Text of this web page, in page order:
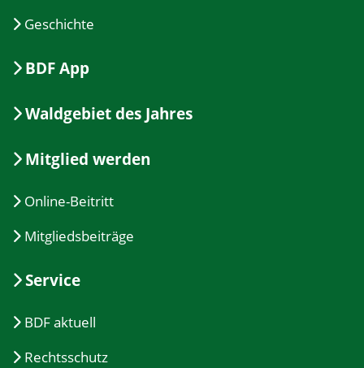
Geschichte
BDF App
Waldgebiet des Jahres
Mitglied werden
Online-Beitritt
Mitgliedsbeiträge
Service
BDF aktuell
Rechtsschutz